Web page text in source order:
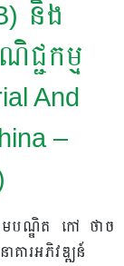
និង
ជ្ជកម្ម
And
–
មបណ្ឌិត កៅ ថាច
គារអភិវឌ្ឍន៍